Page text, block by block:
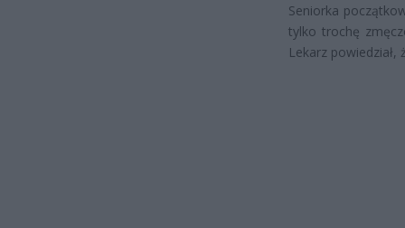
Seniorka
tylko trochę
Lekarz